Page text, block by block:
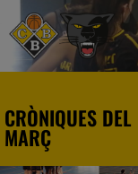
CRÒNIQUES
MARÇ